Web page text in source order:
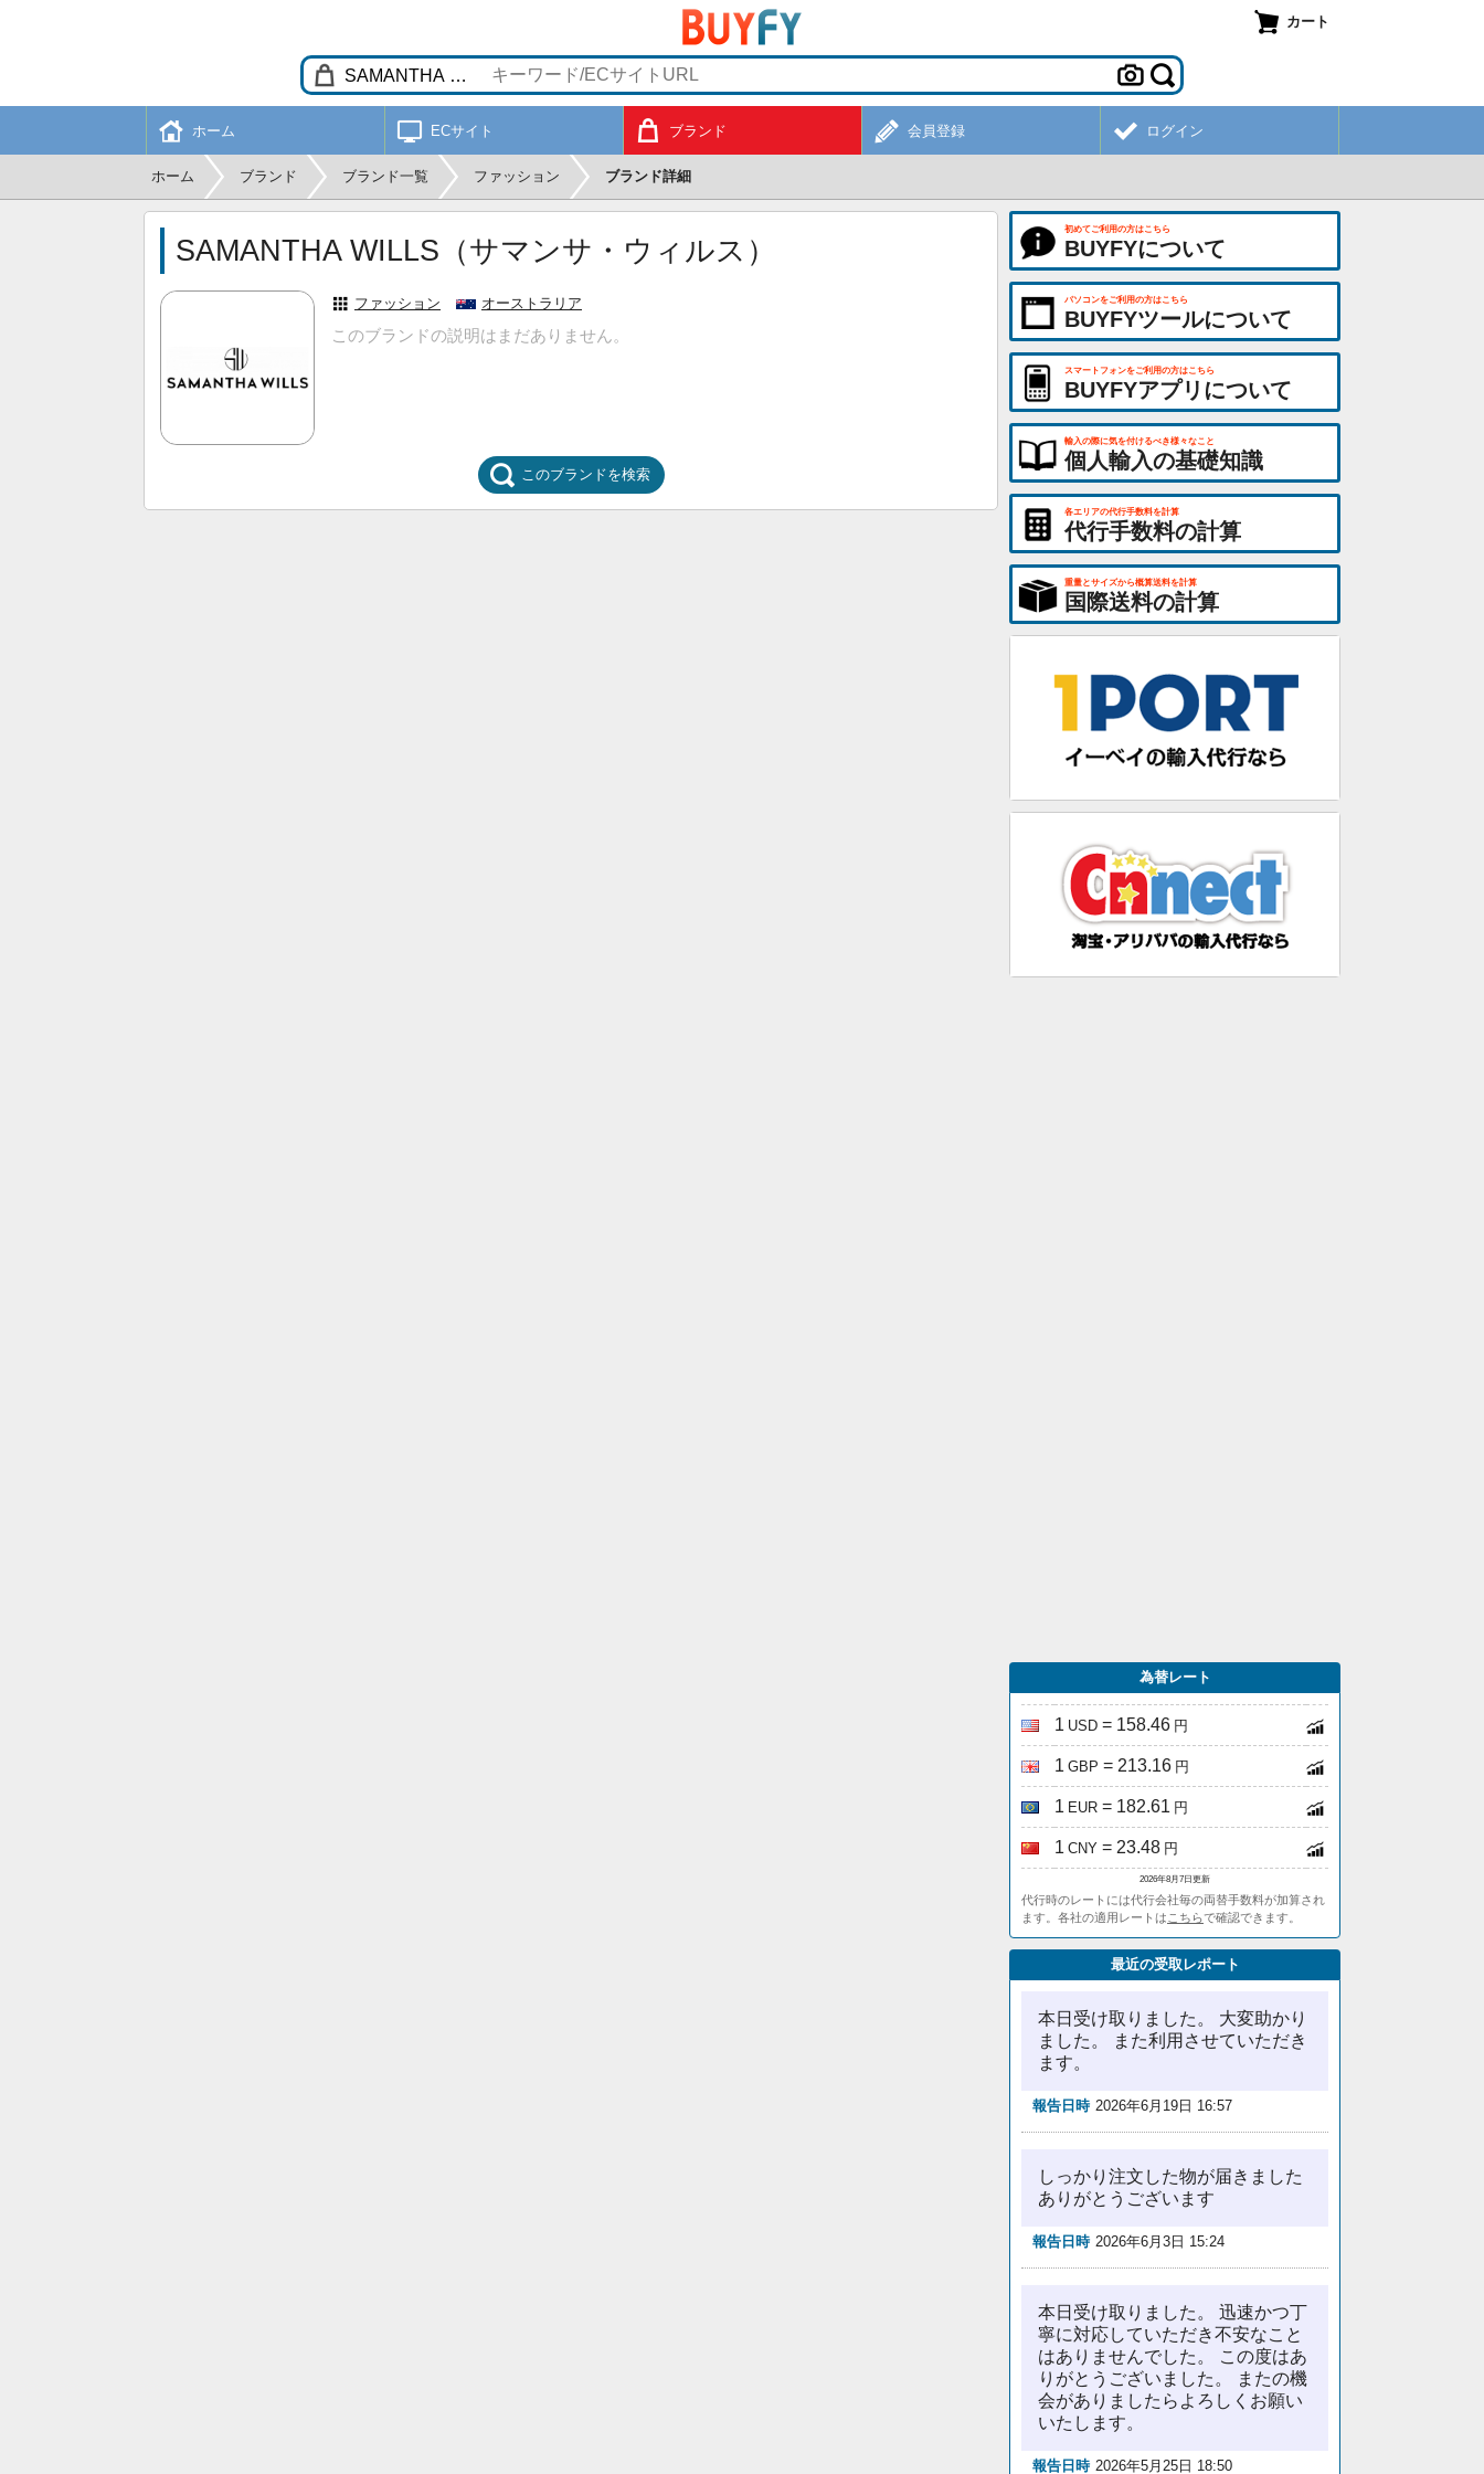
カート
ホーム ECサイト ブランド 会員登録 ログイン
ホーム ブランド ブランド一覧 ファッション ブランド詳細
SAMANTHA WILLS（サマンサ・ウィルス）
ファッション オーストラリア
このブランドの説明はまだありません。
このブランドを検索
初めてご利用の方はこちら
BUYFYについて
パソコンをご利用の方はこちら
BUYFYツールについて
スマートフォンをご利用の方はこちら
BUYFYアプリについて
輸入の際に気を付けるべき様々なこと
個人輸入の基礎知識
各エリアの代行手数料を計算
代行手数料の計算
重量とサイズから概算送料を計算
国際送料の計算
為替レート
1 USD = 158.46 円
1 GBP = 213.16 円
1 EUR = 182.61 円
1 CNY = 23.48 円
2026年8月7日更新
代行時のレートには代行会社毎の両替手数料が加算され
ます。各社の適用レートは こちらで確認できます。
最近の受取レポート
本日受け取りました。 大変助かり
ました。 また利用させていただき
ます。
報告日時 2026年6月19日 16:57
しっかり注文した物が届きました
ありがとうございます
報告日時 2026年6月3日 15:24
本日受け取りました。 迅速かつ丁
寧に対応していただき不安なこと
はありませんでした。 この度はあ
りがとうございました。 またの機
会がありましたらよろしくお願い
いたします。
報告日時 2026年5月25日 18:50